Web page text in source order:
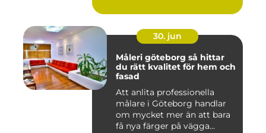
30. jun
Måleri göteborg så hittar
du rätt kvalitet för hem och
fasad
Att anlita professionella
målare i Göteborg handlar
om mycket mer än att bara
få nya färger på vägga...